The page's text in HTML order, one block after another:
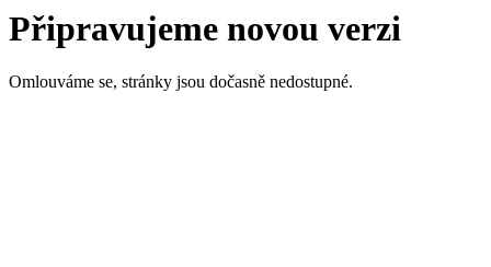
Připravujeme novou verzi
Omlouváme se, stránky jsou dočasně nedostupné.